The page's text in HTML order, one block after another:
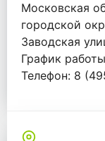
Московская
городской
Заводская
График
Телефон: 8